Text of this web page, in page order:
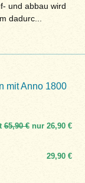
und abbau wird
dadurc...
mit Anno 1800
65,90 €nur 26,90 €
29,90 €